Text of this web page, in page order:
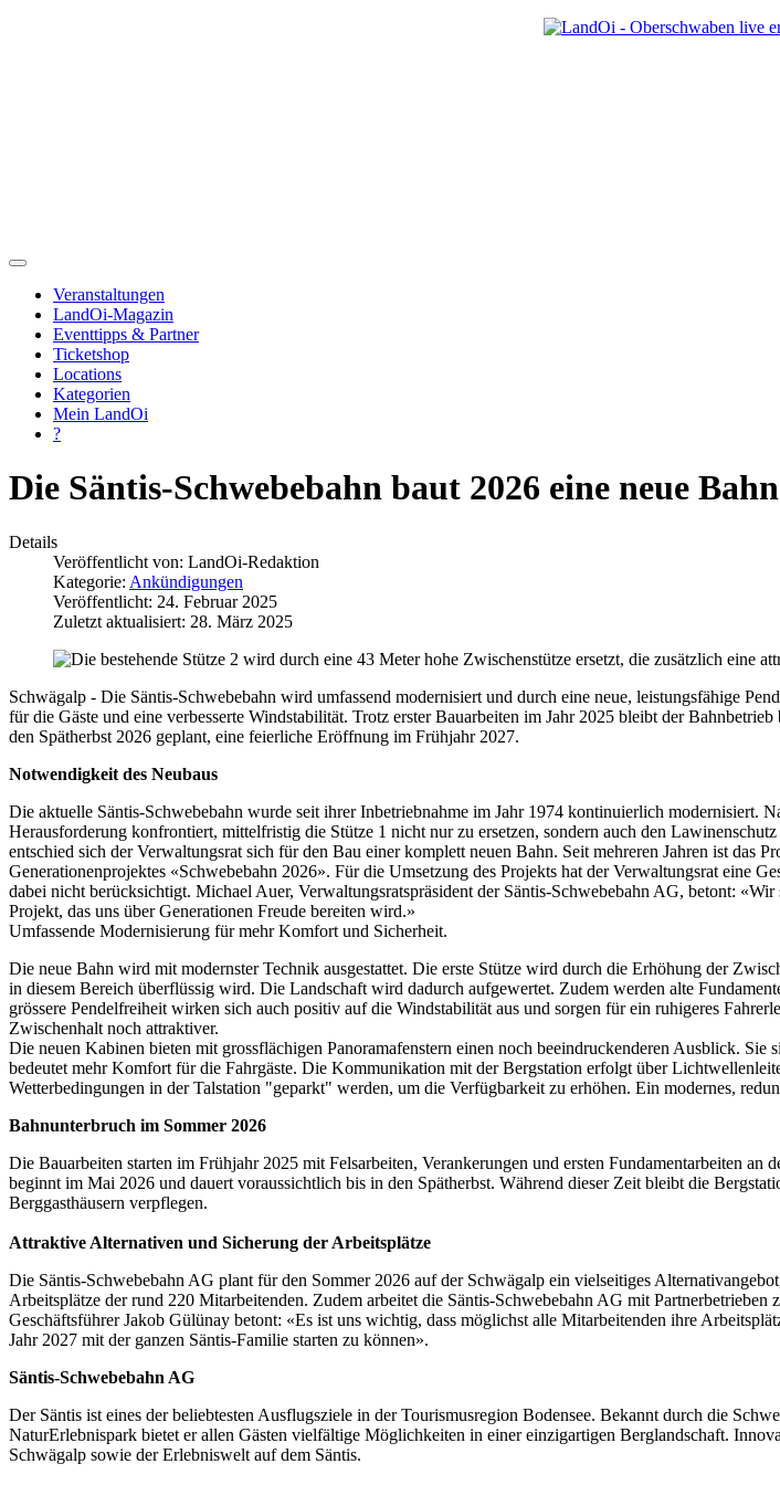
Veranstaltungen
LandOi-Magazin
Eventtipps & Partner
Ticketshop
Locations
Kategorien
Mein LandOi
?
Die Säntis-Schwebebahn baut 2026 eine neue Bahn
Details
Veröffentlicht von: LandOi-Redaktion
Kategorie: Ankündigungen
Veröffentlicht: 24. Februar 2025
Zuletzt aktualisiert: 28. März 2025
Schwägalp - Die Säntis-Schwebebahn wird umfassend modernisiert und durch eine neue, leistungsfähige
für die Gäste und eine verbesserte Windstabilität. Trotz erster Bauarbeiten im Jahr 2025 bleibt der
den Spätherbst 2026 geplant, eine feierliche Eröffnung im Frühjahr 2027.
Notwendigkeit des Neubaus
Die aktuelle Säntis-Schwebebahn wurde seit ihrer Inbetriebnahme im Jahr 1974 kontinuierlich modernisiert.
Herausforderung konfrontiert, mittelfristig die Stütze 1 nicht nur zu ersetzen, sondern auch den
entschied sich der Verwaltungsrat sich für den Bau einer komplett neuen Bahn. Seit mehreren Jahren ist
Generationenprojektes «Schwebebahn 2026». Für die Umsetzung des Projekts hat der Verwaltungsrat eine
dabei nicht berücksichtigt. Michael Auer, Verwaltungsratspräsident der Säntis-Schwebebahn AG, betont:
Projekt, das uns über Generationen Freude bereiten wird.»
Umfassende Modernisierung für mehr Komfort und Sicherheit.
Die neue Bahn wird mit modernster Technik ausgestattet. Die erste Stütze wird durch die Erhöhung der
in diesem Bereich überflüssig wird. Die Landschaft wird dadurch aufgewertet. Zudem werden alte
grössere Pendelfreiheit wirken sich auch positiv auf die Windstabilität aus und sorgen für ein ruhigeres
Zwischenhalt noch attraktiver.
Die neuen Kabinen bieten mit grossflächigen Panoramafenstern einen noch beeindruckenderen Ausblick.
bedeutet mehr Komfort für die Fahrgäste. Die Kommunikation mit der Bergstation erfolgt über
Wetterbedingungen in der Talstation "geparkt" werden, um die Verfügbarkeit zu erhöhen. Ein modernes,
Bahnunterbruch im Sommer 2026
Die Bauarbeiten starten im Frühjahr 2025 mit Felsarbeiten, Verankerungen und ersten Fundamentarbeiten
beginnt im Mai 2026 und dauert voraussichtlich bis in den Spätherbst. Während dieser Zeit bleibt die
Berggasthäusern verpflegen.
Attraktive Alternativen und Sicherung der Arbeitsplätze
Die Säntis-Schwebebahn AG plant für den Sommer 2026 auf der Schwägalp ein vielseitiges
Arbeitsplätze der rund 220 Mitarbeitenden. Zudem arbeitet die Säntis-Schwebebahn AG mit
Geschäftsführer Jakob Gülünay betont: «Es ist uns wichtig, dass möglichst alle Mitarbeitenden ihre
Jahr 2027 mit der ganzen Säntis-Familie starten zu können».
Säntis-Schwebebahn AG
Der Säntis ist eines der beliebtesten Ausflugsziele in der Tourismusregion Bodensee. Bekannt durch die
NaturErlebnispark bietet er allen Gästen vielfältige Möglichkeiten in einer einzigartigen Berglandschaft.
Schwägalp sowie der Erlebniswelt auf dem Säntis.